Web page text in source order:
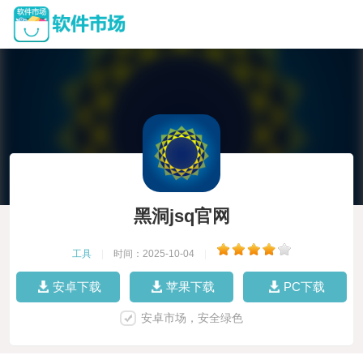
黑洞jsq官网
工具 时间：2025-10-04
安卓下载 苹果下载 PC下载
安卓市场，安全绿色